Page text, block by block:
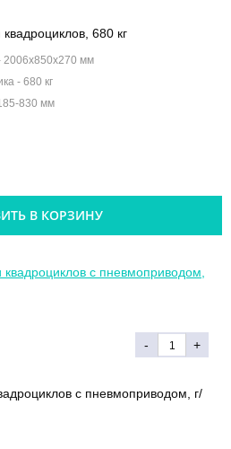
680 кг
2006х850х270 мм
- 680 кг
830 мм
В КОРЗИНУ
- +
с пневмоприводом, г/